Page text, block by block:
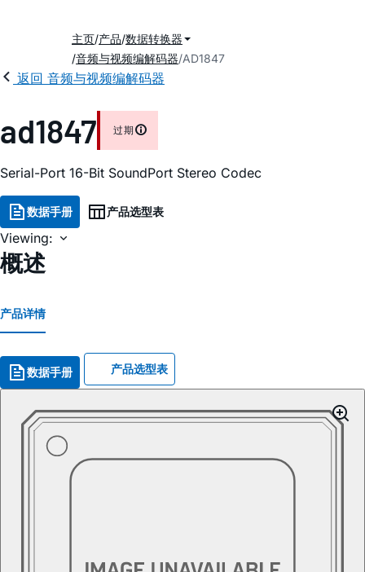
主页 产品 数据转换器
音频与视频编解码器 AD1847
返回 音频与视频编解码器
ad1847 过期
Serial-Port 16-Bit SoundPort Stereo Codec
数据手册 产品选型表
Viewing:
概述
产品详情
数据手册 产品选型表